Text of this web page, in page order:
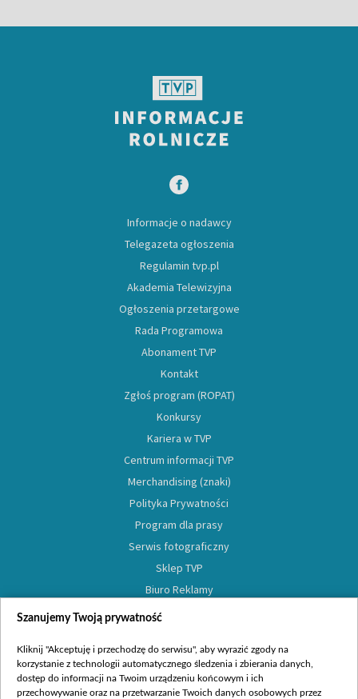
Informacje o nadawcy
Telegazeta ogłoszenia
Regulamin tvp.pl
Akademia Telewizyjna
Ogłoszenia przetargowe
Rada Programowa
Abonament TVP
Kontakt
Zgłoś program (ROPAT)
Konkursy
Kariera w TVP
Centrum informacji TVP
Merchandising (znaki)
Polityka Prywatności
Program dla prasy
Serwis fotograficzny
Sklep TVP
Biuro Reklamy
Oferta Dystrybucyjna
Moje zgody
Szanujemy Twoją prywatność
Kliknij "Akceptuję i przechodzę do serwisu", aby wyrazić zgody na
korzystanie z technologii automatycznego śledzenia i zbierania danych,
dostęp do informacji na Twoim urządzeniu końcowym i ich
przechowywanie oraz na przetwarzanie Twoich danych osobowych przez